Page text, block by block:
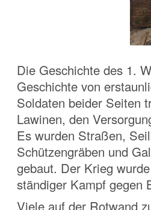
Die Geschichte des 1.
Geschichte von
Soldaten beider Seiten
Lawinen, den
Es wurden Straßen,
Schützengräben und
gebaut. Der Krieg
ständiger Kampf gegen
Viele auf der Rotwand